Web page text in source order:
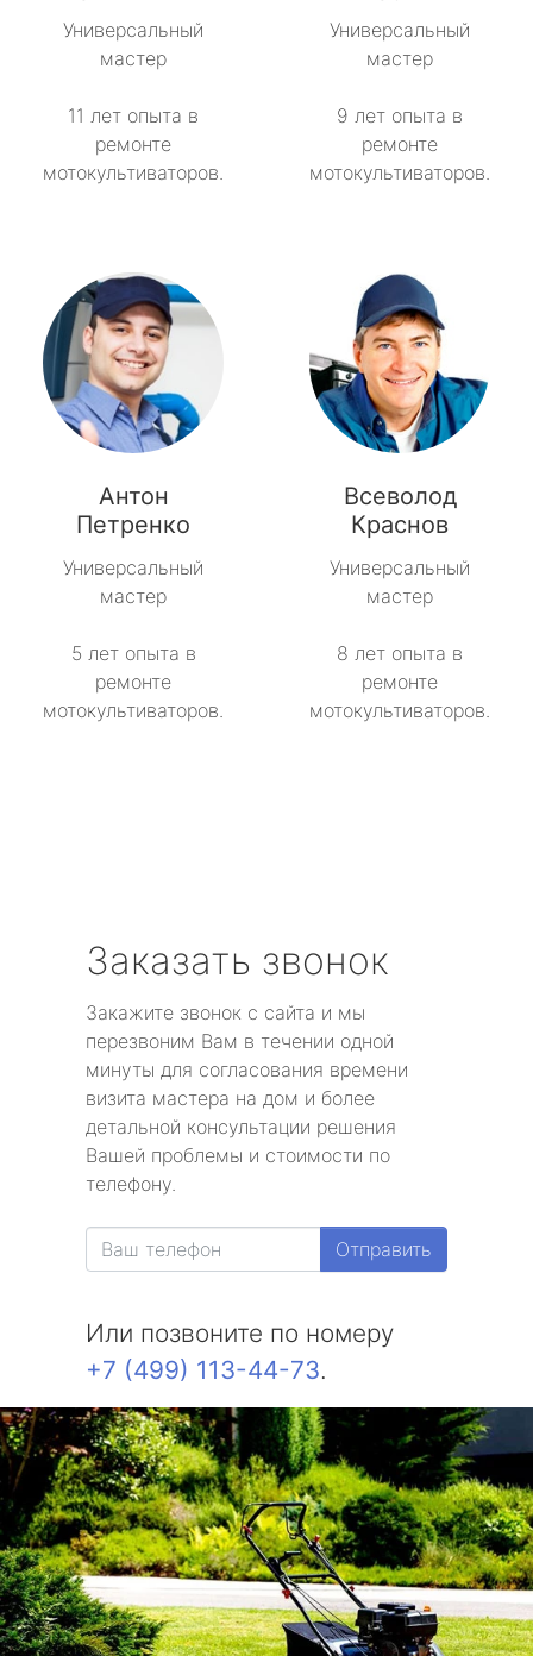
Универсальный
мастер
11 лет опыта в
ремонте
мотокультиваторов.
Универсальный
мастер
9 лет опыта в
ремонте
мотокультиваторов.
Антон
Петренко
Универсальный
мастер
5 лет опыта в
ремонте
мотокультиваторов.
Всеволод
Краснов
Универсальный
мастер
8 лет опыта в
ремонте
мотокультиваторов.
Заказать звонок
Закажите звонок с сайта и мы
перезвоним Вам в течении одной
минуты для согласования времени
визита мастера на дом и более
детальной консультации решения
Вашей проблемы и стоимости по
телефону.
Отправить
Или позвоните по номеру
+7 (499) 113-44-73.